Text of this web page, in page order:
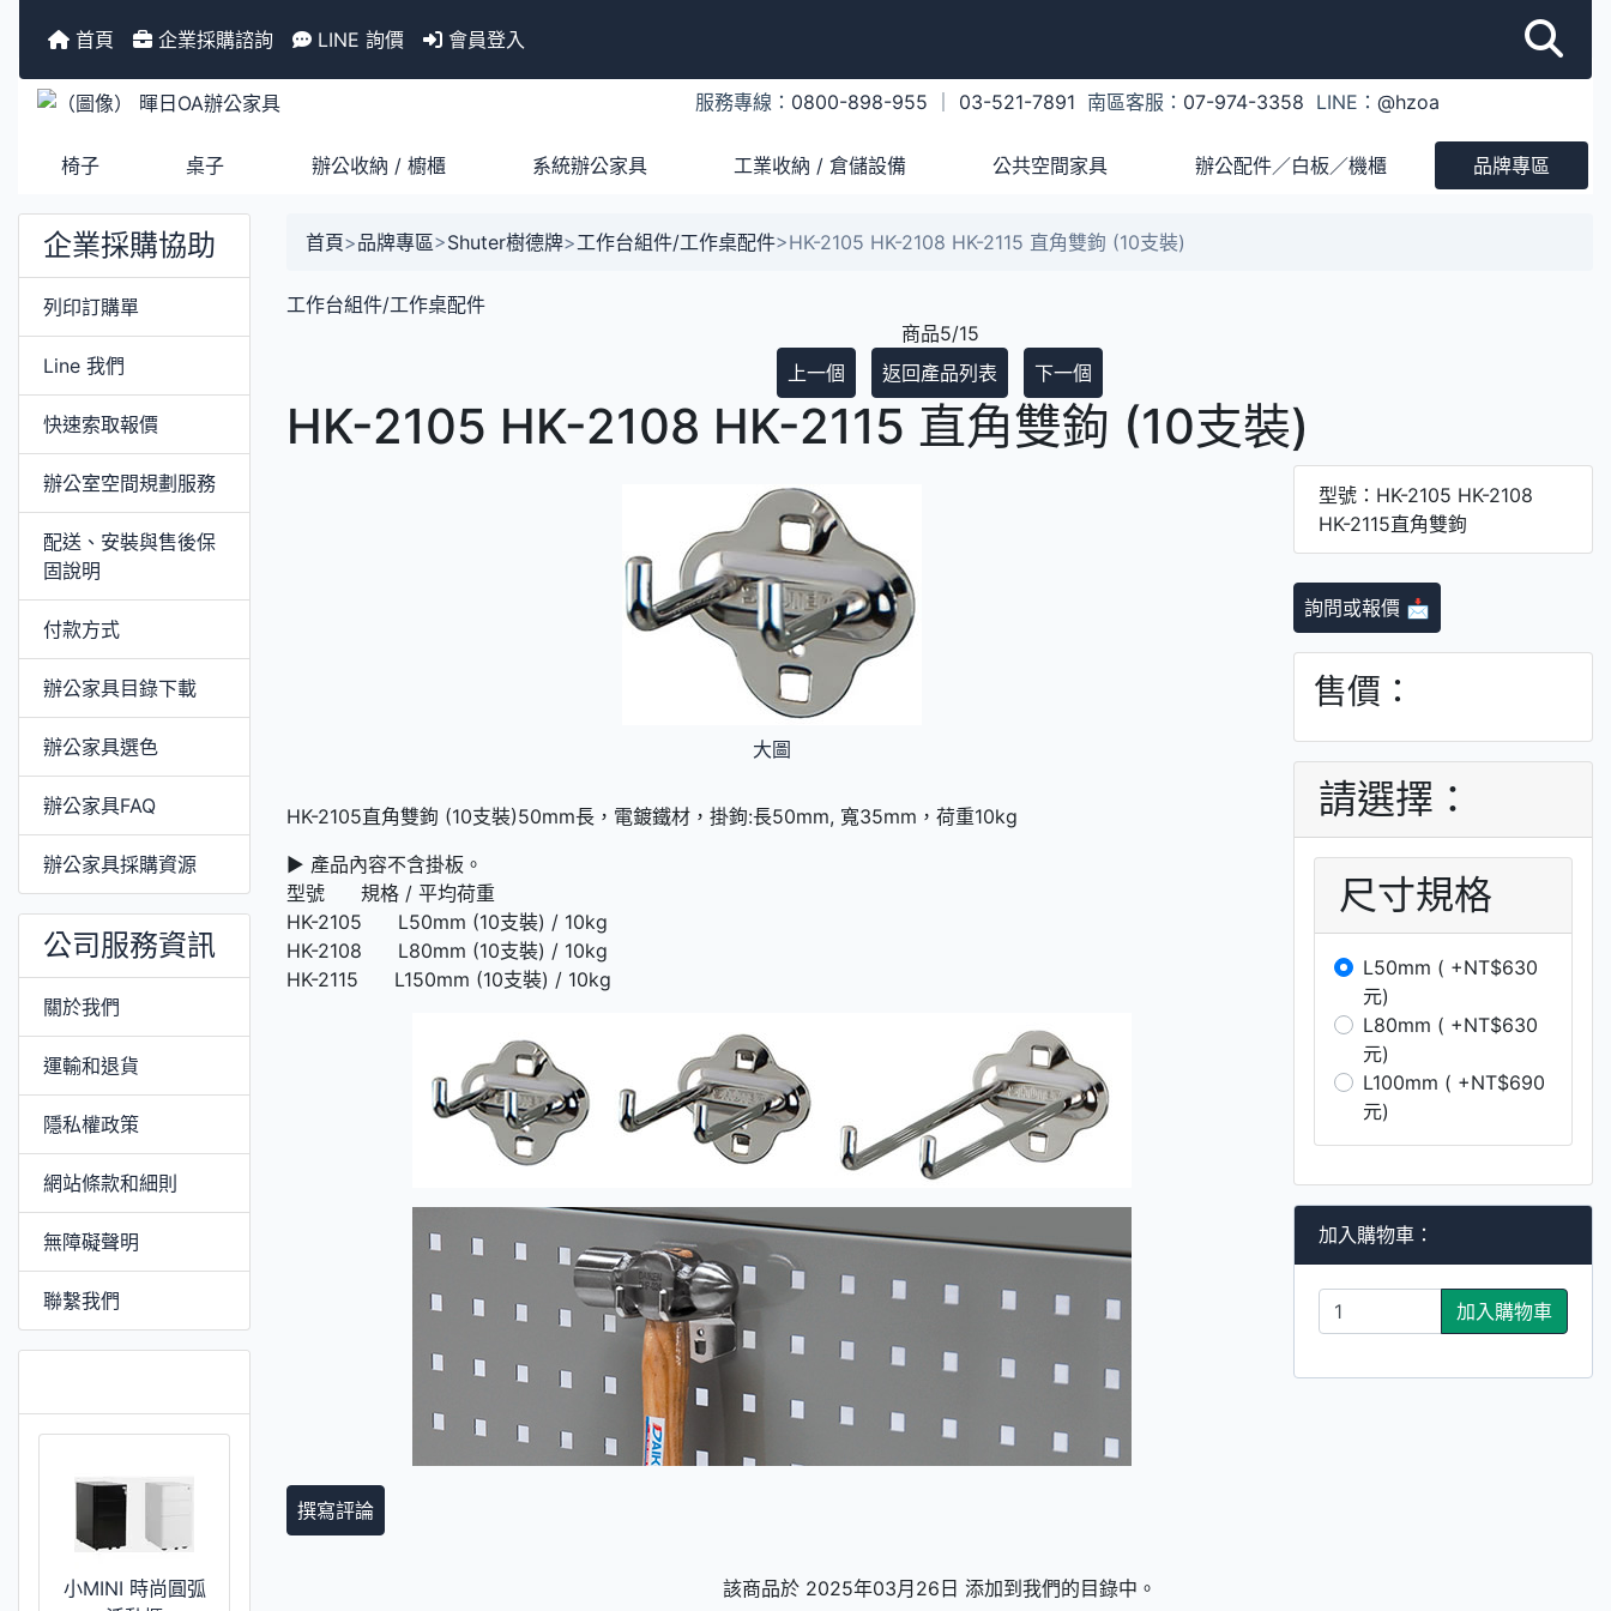
首頁 企業採購諮詢 LINE 詢價 會員登入
服務專線： 0800-898-955 03-521-7891 南區客服： 07-974-3358 LINE：@hzoa
椅子 桌子 辦公收納 / 櫥櫃 系統辦公家具 工業收納 / 倉儲設備 公共空間家具 辦公配件／白板／機櫃 品牌專區
企業採購協助
列印訂購單
Line 我們
快速索取報價
辦公室空間規劃服務
配送、安裝與售後保
固說明
付款方式
辦公家具目錄下載
辦公家具選色
辦公家具FAQ
辦公家具採購資源
公司服務資訊
關於我們
運輸和退貨
隱私權政策
網站條款和細則
無障礙聲明
聯繫我們
小MINI 時尚圓弧
首頁>品牌專區>Shuter樹德牌>工作台組件/工作桌配件>HK-2105 HK-2108 HK-2115 直角雙鉤 (10支裝)
工作台組件/工作桌配件
商品5/15
上一個
返回產品列表 下一個
HK-2105 HK-2108 HK-2115 直角雙鉤 (10支裝)
大圖
HK-2105直角雙鉤 (10支裝)50mm長，電鍍鐵材，掛鉤:長50mm, 寬35mm，荷重10kg
► 產品內容不含掛板。
型號 規格 / 平均荷重
HK-2105 L50mm (10支裝) / 10kg
HK-2108 L80mm (10支裝) / 10kg
HK-2115 L150mm (10支裝) / 10kg
撰寫評論
型號：HK-2105 HK-2108
HK-2115直角雙鉤
詢問或報價 📩
售價：
請選擇：
尺寸規格
L50mm ( +NT$630
元)
L80mm ( +NT$630
元)
L100mm ( +NT$690
元)
加入購物車：
加入購物車
該商品於 2025年03月26日 添加到我們的目錄中。